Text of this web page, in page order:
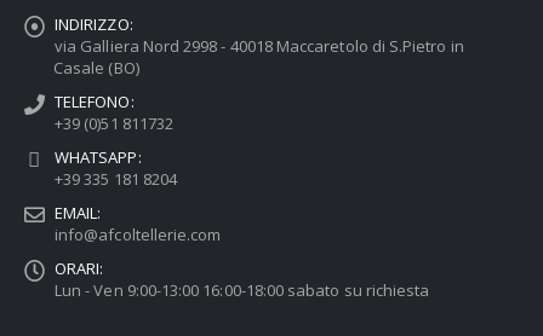
INDIRIZZO:
via Galliera Nord 2998 - 40018 Maccaretolo di S.Pietro in
Casale (BO)
TELEFONO:
+39 (0)51 811732
WHATSAPP:
+39 335 181 8204
EMAIL:
info@afcoltellerie.com
ORARI:
Lun - Ven 9:00-13:00 16:00-18:00 sabato su richiesta